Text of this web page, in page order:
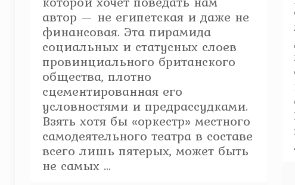
автор — не египетская и даже не
финансовая. Эта пирамида
социальных и статусных слоев
провинциального британского
общества, плотно
сцементированная его
условностями и предрассудками.
Взять хотя бы «оркестр» местного
самодеятельного театра в составе
всего лишь пятерых, может быть
не самых ...